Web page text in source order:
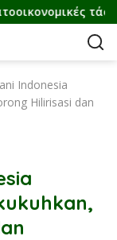
τάσεις
Indonesia
Hilirisasi dan